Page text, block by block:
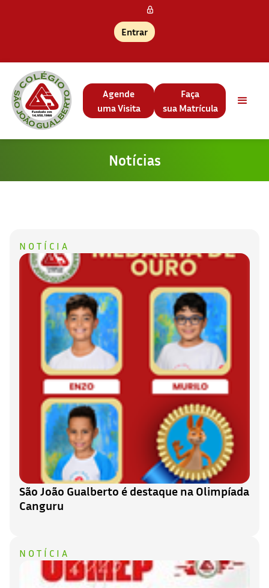
Entrar
Agende
uma Visita
Faça
sua Matrícula
Notícias
NOTÍCIA
São João Gualberto é destaque na Olimpíada
Canguru
NOTÍCIA